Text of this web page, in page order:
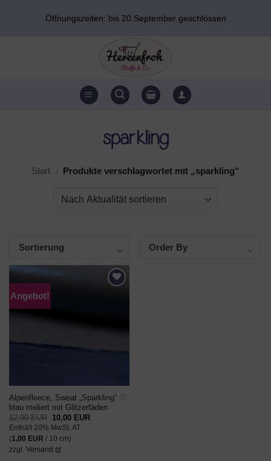
Öffnungszeiten: bis 20.September geschlossen
sparkling
Start Produkte verschlagwortet mit „sparkling“
Sortierung Order By
Angebot!
Alpenfleece, Sweat „Sparkling“ ♡
blau meliert mit Glitzerfäden
12,90EUR
Ursprünglicher
Preis
war:
12,90 EUR
10,00 EURAktueller
Enthält 20% MwSt. AT
(1,00 EUR / 10 cm)
zzgl. Versand